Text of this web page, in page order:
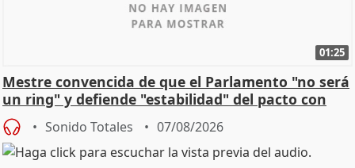
01:25
Mestre convencida de que el Parlamento "no será
un ring" y defiende "estabilidad" del pacto con
Vox
Sonido Totales 07/08/2026